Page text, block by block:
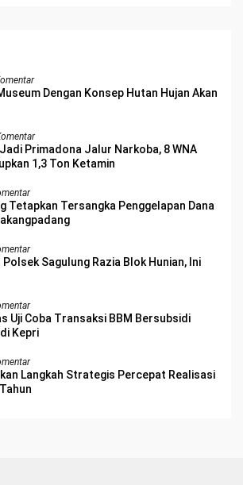
Dengan Konsep Hutan Hujan Akan
Primadona Jalur Narkoba, 8 WNA
1,3 Ton Ketamin
Tetapkan Tersangka Penggelapan Dana
Sagulung Razia Blok Hunian, Ini
Uji Coba Transaksi BBM Bersubsidi
Kepri
Langkah Strategis Percepat Realisasi